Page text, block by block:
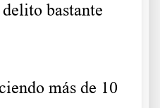
bastante
más de 10